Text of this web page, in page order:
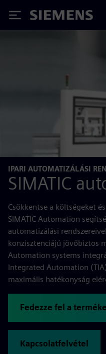
Siemens
IPARI AUTOMATIZÁLÁSI
SIMATIC
Csökkentse a költségeket
SIMATIC Automation
automatizálási
konzisztenciájú jövőbiztos
Automation systems
Integrated Automation
maximális hatékonyság
Fedezze fel a
Kapcsolatfelvétel